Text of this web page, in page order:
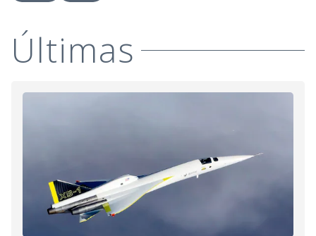
Últimas